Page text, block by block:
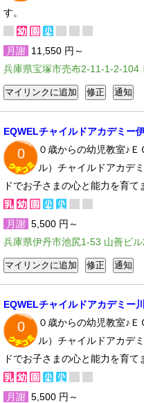
す。
月謝 11,550 円～
兵庫県宝塚市売布2-11-1-2-104
EQWELチャイルドアカデミー
0
０歳からの幼児教室♪Ｅ
ル）チャイルドアカデ
ドでお子さまの心と能力を育て
月謝 5,500 円～
兵庫県伊丹市池尻1-53 山善ビ
EQWELチャイルドアカデミー
0
０歳からの幼児教室♪Ｅ
ル）チャイルドアカデ
ドでお子さまの心と能力を育て
月謝 5,500 円～